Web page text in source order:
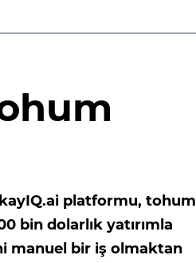
platformu, tohum
bin dolarlık yatırımla
manuel bir iş olmaktan